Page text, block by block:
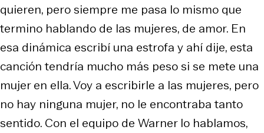
quieren, pero siempre me pasa lo mismo que
termino hablando de las mujeres, de amor. En
esa dinámica escribí una estrofa y ahí dije, esta
canción tendría mucho más peso si se mete una
mujer en ella. Voy a escribirle a las mujeres, pero
no hay ninguna mujer, no le encontraba tanto
sentido. Con el equipo de Warner lo hablamos,